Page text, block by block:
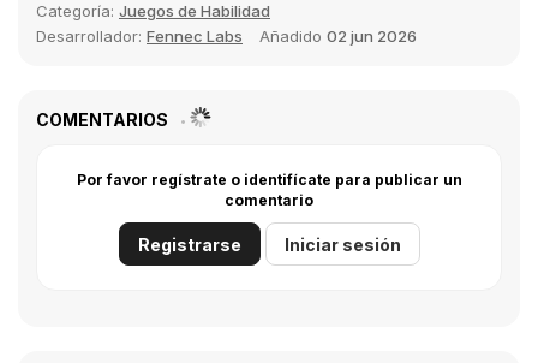
Categoría: Juegos de Habilidad
Desarrollador: Fennec Labs Añadido 02 jun 2026
COMENTARIOS
Por favor regístrate o identifícate para publicar un
comentario
Registrarse Iniciar sesión